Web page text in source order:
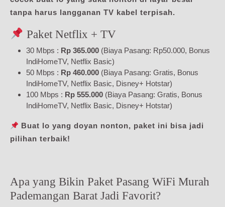
tanpa harus langganan TV kabel terpisah.
Paket Netflix + TV
30 Mbps : Rp 365.000 (Biaya Pasang: Rp50.000, Bonus
IndiHomeTV, Netflix Basic)
50 Mbps : Rp 460.000 (Biaya Pasang: Gratis, Bonus
IndiHomeTV, Netflix Basic, Disney+ Hotstar)
100 Mbps : Rp 555.000 (Biaya Pasang: Gratis, Bonus
IndiHomeTV, Netflix Basic, Disney+ Hotstar)
Buat lo yang doyan nonton, paket ini bisa jadi
pilihan terbaik!
Apa yang Bikin Paket Pasang WiFi Murah
Pademangan Barat Jadi Favorit?